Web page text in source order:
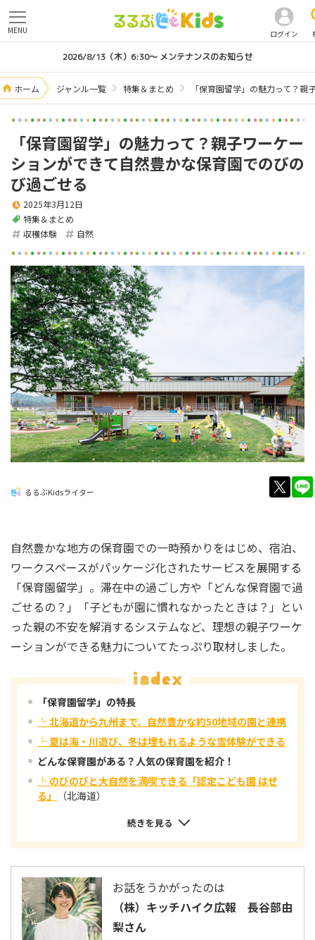
ログイン
MENU
2026/8/13（木）6:30～ メンテナンスのお知らせ
ホーム ジャンル一覧 特集＆まとめ 「保育園留学」の魅力って？
「保育園留学」の魅力って？親子ワーケー
ションができて自然豊かな保育園でのびの
び過ごせる
特集＆まとめ
2025年3月12日
収穫体験 自然
るるぶKidsライター
自然豊かな地方の保育園での一時預かりをはじめ、宿泊、
ワークスペースがパッケージ化されたサービスを展開する
「保育園留学」。滞在中の過ごし方や「どんな保育園で過
ごせるの？」「子どもが園に慣れなかったときは？」とい
った親の不安を解消するシステムなど、理想の親子ワーケ
ーションができる魅力についてたっぷり取材しました。
「保育園留学」の特長
└ 北海道から九州まで、自然豊かな約50地域の園と連携
└ 夏は海・川遊び、冬は埋もれるような雪体験ができる
どんな保育園がある？人気の保育園を紹介！
└ のびのびと大自然を満喫できる「認定こども園 はぜ
る」
（北海道）
続きを見る
お話をうかがったのは
（株）キッチハイク広報 長谷部由
梨さん